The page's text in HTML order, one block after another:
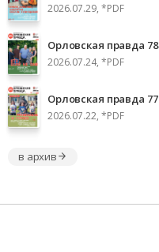
2026.07.29, *PDF
Орловская правда 78
2026.07.24, *PDF
Орловская правда 77
2026.07.22, *PDF
в архив